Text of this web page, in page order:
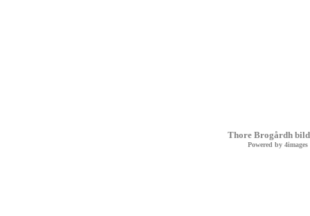
Thore Brogårdh
Powered by 4images